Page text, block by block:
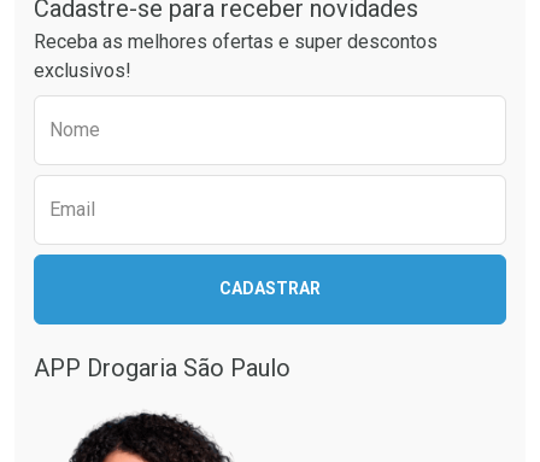
Ativar Desconto
Comprar sem Desconto
Comprar sem Desconto
Por R$ 389,99/cada
Ativar Desconto
Comprar sem Desconto
Comprar sem Desconto
Cadastre-se para receber novidades
Receba as melhores ofertas e super descontos
exclusivos!
Nome
Email
CADASTRAR
APP Drogaria São Paulo